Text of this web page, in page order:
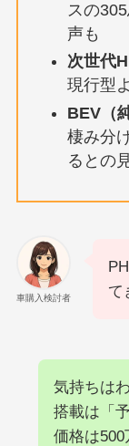
スの
声も
次世代
現行型
BEV（
棲み分
るとの
車購入検討者
て
気持ちは
搭載は「
価格は